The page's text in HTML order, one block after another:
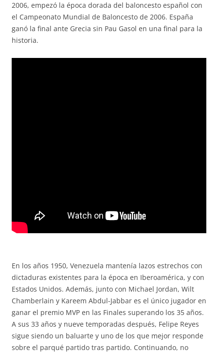
2006, empezó la época dorada del baloncesto español con
el Campeonato Mundial de Baloncesto de 2006. España
ganó la final ante Grecia sin Pau Gasol en una final para la
historia.
En los años 1950, Venezuela mantenía lazos estrechos con
dictaduras existentes para la época en Iberoamérica, y con
Estados Unidos. Además, junto con Michael Jordan, Wilt
Chamberlain y Kareem Abdul-Jabbar es el único jugador en
ganar el premio MVP en las Finales superando los 35 años.
A sus 33 años y nueve temporadas después, Felipe Reyes
sigue siendo un baluarte y uno de los que mejor responde
sobre el parqué partido tras partido. Continuando, no